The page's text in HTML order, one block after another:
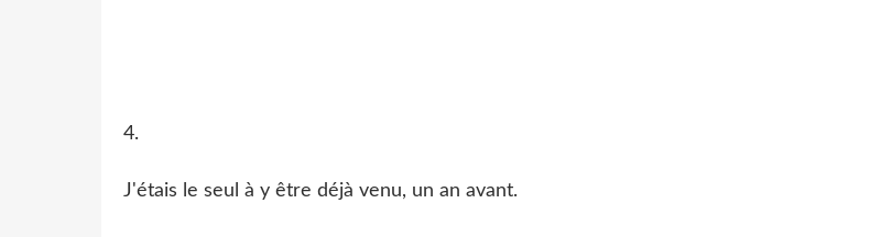
4.
J'étais le seul à y être déjà venu, un an avant.